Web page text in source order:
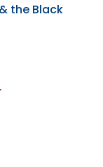
the Black